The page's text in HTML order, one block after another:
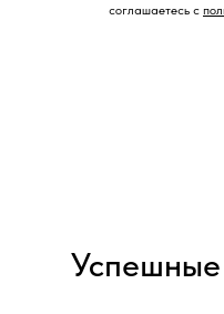
соглашаетесь c